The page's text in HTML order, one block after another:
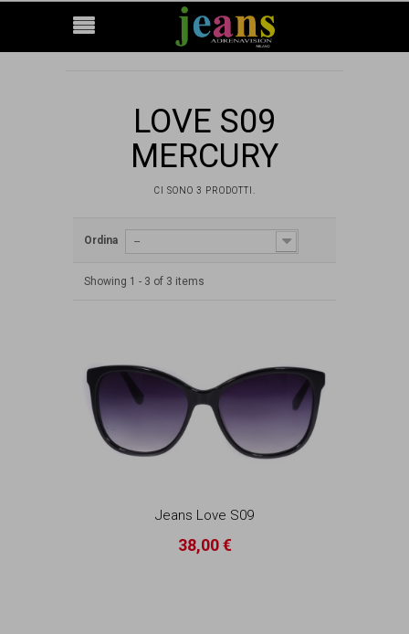
LOVE S09
MERCURY
CI SONO 3 PRODOTTI.
Ordina --
Showing 1 - 3 of 3 items
Jeans Love S09
38,00 €